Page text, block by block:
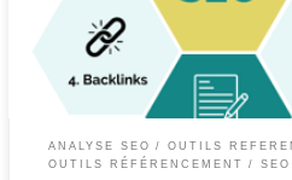
Engine Optimization) est un élément
stratégie de marketing en ligne. En
optimiser la […]
ANALYSE SEO
OUTILS
OUTILS RÉFÉRENCEMENT
SEO